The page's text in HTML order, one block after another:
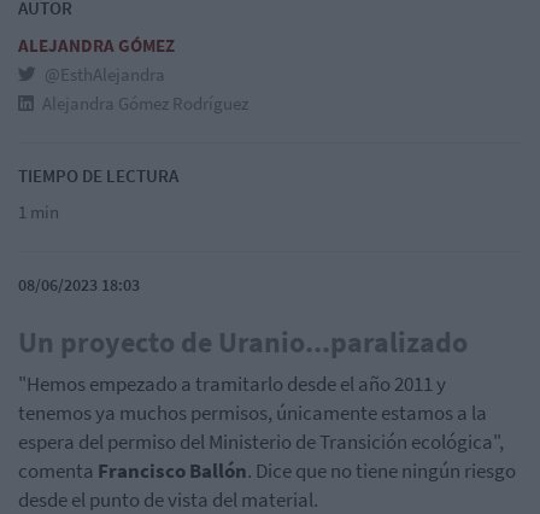
AUTOR
ALEJANDRA GÓMEZ
@EsthAlejandra
Alejandra Gómez Rodríguez
TIEMPO DE LECTURA
1 min
08/06/2023 18:03
Un proyecto de Uranio...paralizado
"Hemos empezado a tramitarlo desde el año 2011 y
tenemos ya muchos permisos, únicamente estamos a la
espera del permiso del Ministerio de Transición ecológica",
comenta Francisco Ballón. Dice que no tiene ningún riesgo
desde el punto de vista del material.